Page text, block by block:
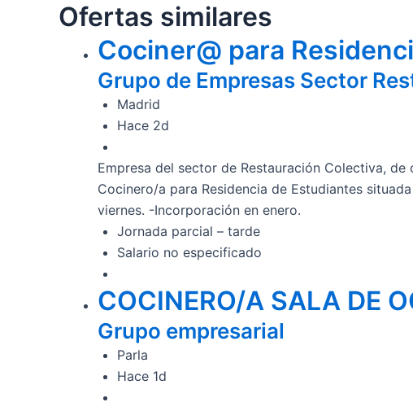
Ofertas similares
Cociner@ para
Grupo de Empresas Sector
Madrid
Hace 2d
Empresa del sector de Restauración Colectiva,
Cocinero/a para Residencia de Estudiantes
viernes. -Incorporación en enero.
Jornada parcial – tarde
Salario no especificado
COCINERO/A SALA DE
Grupo empresarial
Parla
Hace 1d